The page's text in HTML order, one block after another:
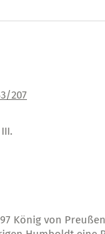
207
König von